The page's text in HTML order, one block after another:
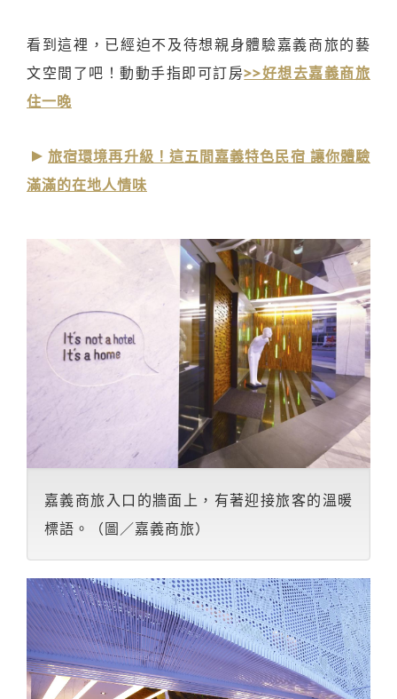
看到這裡，已經迫不及待想親身體驗嘉義商旅的藝
文空間了吧！動動手指即可訂房>>好想去嘉義商旅
住一晚
旅宿環境再升級！這五間嘉義特色民宿 讓你體驗
滿滿的在地人情味
嘉義商旅入口的牆面上，有著迎接旅客的溫暖
標語。（圖／嘉義商旅）